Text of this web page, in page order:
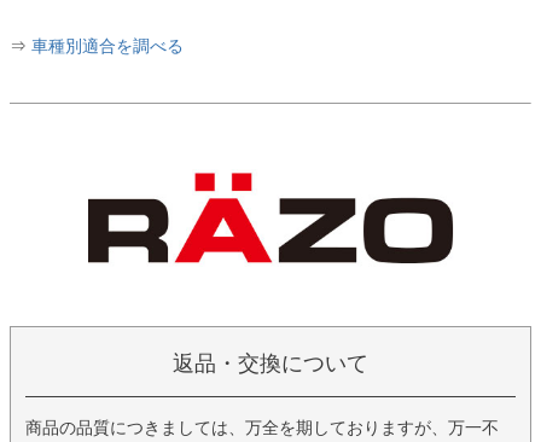
⇒ 車種別適合を調べる
返品・交換について
商品の品質につきましては、万全を期しておりますが、万一不